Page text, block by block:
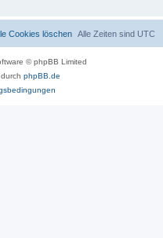
Alle Zeiten sind UTC
Cookies löschen
© phpBB Limited
phpBB.de